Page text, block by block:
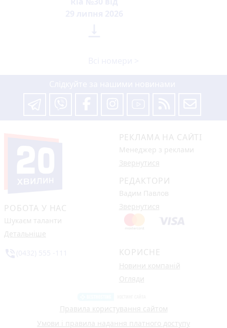
РОБОТА У НАС
Шукаєм таланти
Детальніше
РЕКЛАМА НА САЙТІ
Менеджер з реклами
Звернутися
РЕДАКТОРИ
Вадим Павлов
Звернутися
КОРИСНЕ
Новини компаній
Огляди
Правила користування сайтом
Умови і правила надання платного доступу